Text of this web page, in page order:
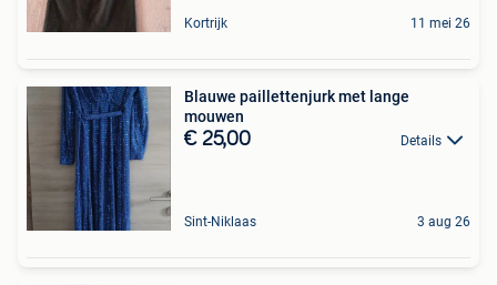
Kortrijk 11 mei 26
Blauwe paillettenjurk met lange
mouwen
€ 25,00 Details
Sint-Niklaas 3 aug 26